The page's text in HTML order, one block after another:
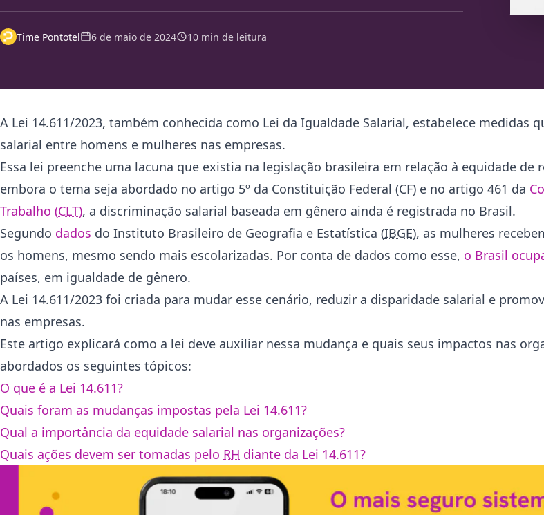
Time Pontotel 6 de maio de 2024 10 min de leitura
A Lei 14.611/2023, também conhecida como Lei da Igualdade Salarial, estabelece medidas
salarial entre homens e mulheres nas empresas.
Essa lei preenche uma lacuna que existia na legislação brasileira em relação à equidade de
embora o tema seja abordado no artigo 5º da Constituição Federal (CF) e no artigo 461 da
Trabalho (CLT), a discriminação salarial baseada em gênero ainda é registrada no Brasil.
Segundo dados do Instituto Brasileiro de Geografia e Estatística (IBGE), as mulheres
os homens, mesmo sendo mais escolarizadas. Por conta de dados como esse, o Brasil
países, em igualdade de gênero.
A Lei 14.611/2023 foi criada para mudar esse cenário, reduzir a disparidade salarial e
nas empresas.
Este artigo explicará como a lei deve auxiliar nessa mudança e quais seus impactos nas
abordados os seguintes tópicos:
O que é a Lei 14.611?
Quais foram as mudanças impostas pela Lei 14.611?
Qual a importância da equidade salarial nas organizações?
Quais ações devem ser tomadas pelo RH diante da Lei 14.611?